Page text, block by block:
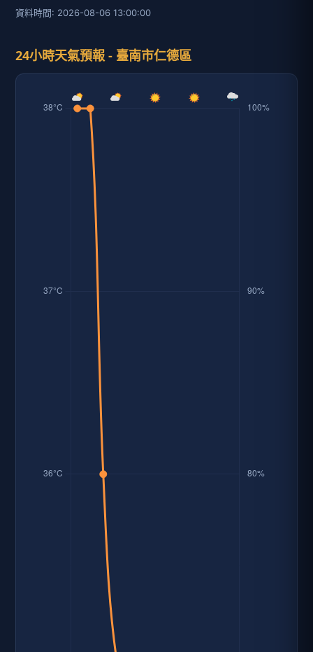
資料時間: 2026-08-06 13:00:00
24小時天氣預報 - 臺南市仁德區